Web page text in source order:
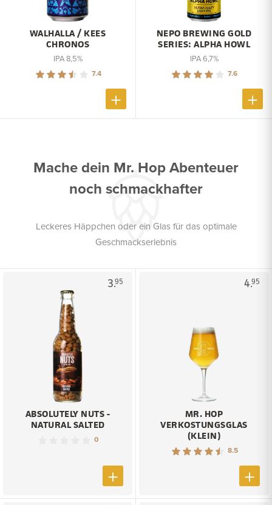
WALHALLA / KEES
CHRONOS
IPA 8,5%
7.4
NEPO BREWING GOLD
SERIES: ALPHA HOWL
IPA 6,7%
7.6
Mache dein Mr. Hop Abenteuer
noch schmackhafter
Leckeres Häppchen oder ein Glas für das optimale
Geschmackserlebnis
3.95
ABSOLUTELY NUTS -
NATURAL SALTED
0
4.95
MR. HOP
VERKOSTUNGSGLAS
(KLEIN)
8.5